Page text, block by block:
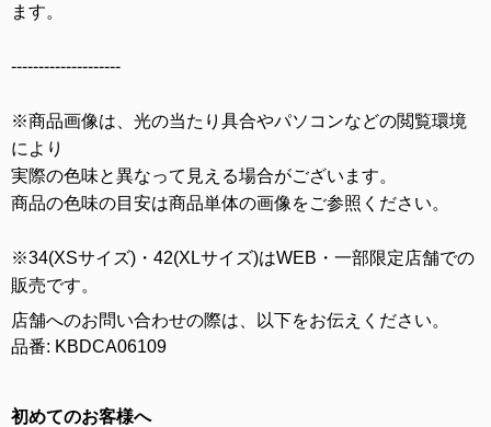
ます。
--------------------
※商品画像は、光の当たり具合やパソコンなどの閲覧環境
により
実際の色味と異なって見える場合がございます。
商品の色味の目安は商品単体の画像をご参照ください。
※34(XSサイズ)・42(XLサイズ)はWEB・一部限定店舗での
販売です。
店舗へのお問い合わせの際は、以下をお伝えください。
品番: KBDCA06109
初めてのお客様へ